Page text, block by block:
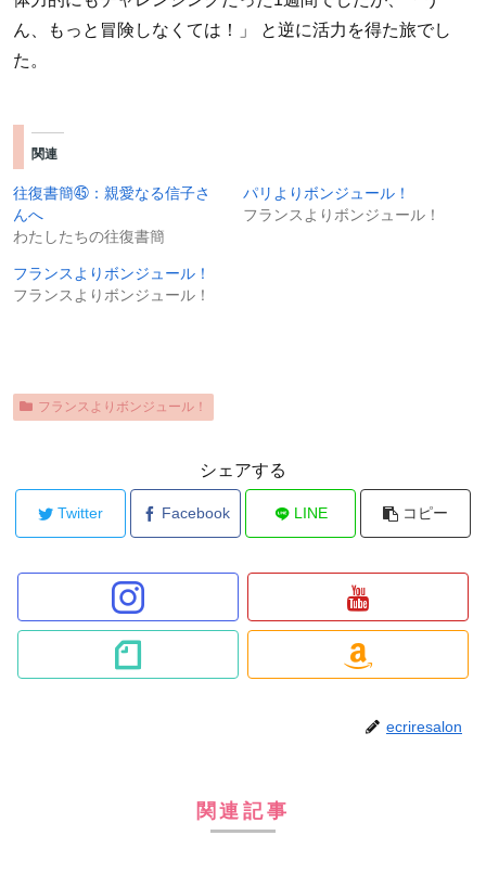
ん、もっと冒険しなくては！」 と逆に活力を得た旅でし
た。
関連
往復書簡㊺：親愛なる信子さ
んへ
わたしたちの往復書簡
パリよりボンジュール！
フランスよりボンジュール！
フランスよりボンジュール！
フランスよりボンジュール！
フランスよりボンジュール！
シェアする
Twitter Facebook LINE コピー
ecriresalon
関連記事